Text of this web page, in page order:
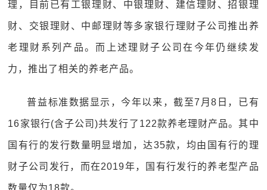
理，目前已有工银理财、中银理财、建信理财、招银理
财、交银理财、中邮理财等多家银行理财子公司推出养
老理财系列产品。而上述理财子公司在今年仍继续发
力，推出了相关的养老产品。
普益标准数据显示，今年以来，截至7月8日，已有
16家银行(含子公司)共发行了122款养老理财产品。其中
国有行的发行数量明显增加，达35款，均由国有行的理
财子公司发行，而在2019年，国有行发行的养老型产品
数量仅为18款。